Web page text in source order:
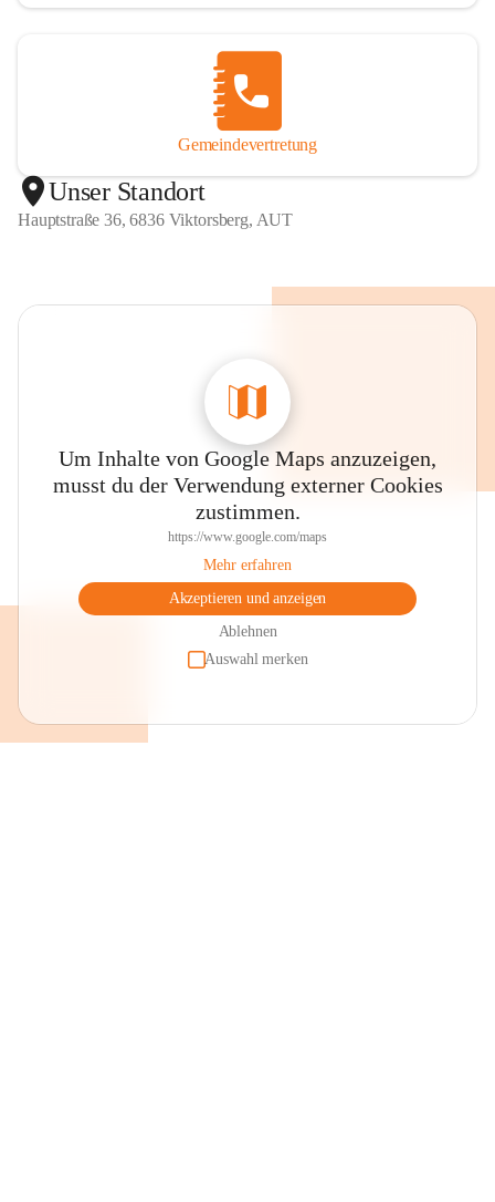
Gemeindevertretung
Unser Standort
Hauptstraße 36, 6836 Viktorsberg, AUT
Um Inhalte von Google Maps anzuzeigen,
musst du der Verwendung externer Cookies
zustimmen.
https://www.google.com/maps
Mehr erfahren
Akzeptieren und anzeigen
Ablehnen
Auswahl merken